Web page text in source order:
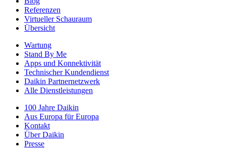
Referenzen
Virtueller Schauraum
Übersicht
Wartung
Stand By Me
Apps und Konnektivität
Technischer Kundendienst
Daikin Partnernetzwerk
Alle Dienstleistungen
100 Jahre Daikin
Aus Europa für Europa
Kontakt
Über Daikin
Presse